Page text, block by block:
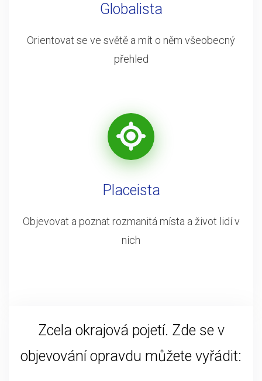
Globalista
Orientovat se ve světě a mít o něm všeobecný
přehled
Placeista
Objevovat a poznat rozmanitá místa a život lidí v
nich
Zcela okrajová pojetí. Zde se v
objevování opravdu můžete vyřádit: